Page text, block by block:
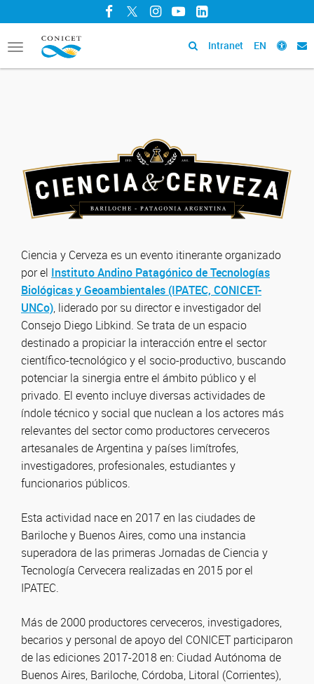
Facebook
TwitterInstagram
YouTubeLinkedIn
Toggle
navigation
Intranet EN
Ciencia y Cerveza es un evento itinerante organizado
por el Instituto Andino Patagónico de Tecnologías
Biológicas y Geoambientales (IPATEC, CONICET-
UNCo), liderado por su director e investigador del
Consejo Diego Libkind. Se trata de un espacio
destinado a propiciar la interacción entre el sector
científico-tecnológico y el socio-productivo, buscando
potenciar la sinergia entre el ámbito público y el
privado. El evento incluye diversas actividades de
índole técnico y social que nuclean a los actores más
relevantes del sector como productores cerveceros
artesanales de Argentina y países limítrofes,
investigadores, profesionales, estudiantes y
funcionarios públicos.
Esta actividad nace en 2017 en las ciudades de
Bariloche y Buenos Aires, como una instancia
superadora de las primeras Jornadas de Ciencia y
Tecnología Cervecera realizadas en 2015 por el
IPATEC.
Más de 2000 productores cerveceros, investigadores,
becarios y personal de apoyo del CONICET participaron
de las ediciones 2017-2018 en: Ciudad Autónoma de
Buenos Aires, Bariloche, Córdoba, Litoral (Corrientes),